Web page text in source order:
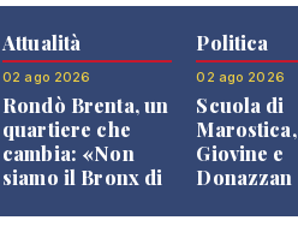
Attualità
02 ago 2026
Rondò Brenta, un
quartiere che
cambia: «Non
siamo il Bronx di
Politica
02 ago 2026
Scuola di
Marostica,
Giovine e
Donazzan